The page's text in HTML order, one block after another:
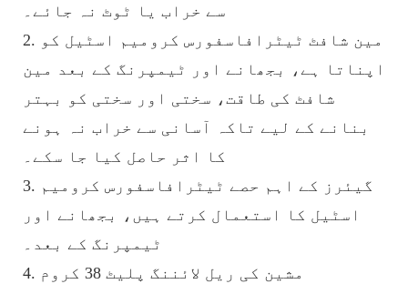
سے خراب یا ٹوٹ نہ جائے۔
2. مین شافٹ ٹیٹرافاسفورس کرومیم اسٹیل کو
اپناتا ہے، بجھانے اور ٹیمپرنگ کے بعد مین
شافٹ کی طاقت، سختی اور سختی کو بہتر
بنانے کے لیے تاکہ آسانی سے خراب نہ ہونے
کا اثر حاصل کیا جا سکے۔
3. گیئرز کے اہم حصے ٹیٹرافاسفورس کرومیم
اسٹیل کا استعمال کرتے ہیں، بجھانے اور
ٹیمپرنگ کے بعد۔
4. مشین کی ریل لائننگ پلیٹ 38 کروم